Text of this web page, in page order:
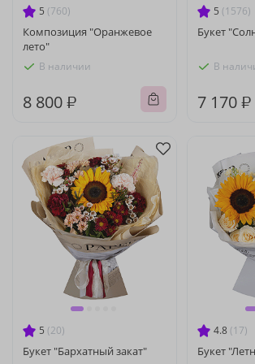
5 (760)
Композиция "Оранжевое
лето"
В наличии
8 800 ₽
5 (1576)
Букет
В
7 170 ₽
5 (20)
Букет "Бархатный закат"
4.8 (17)
Букет